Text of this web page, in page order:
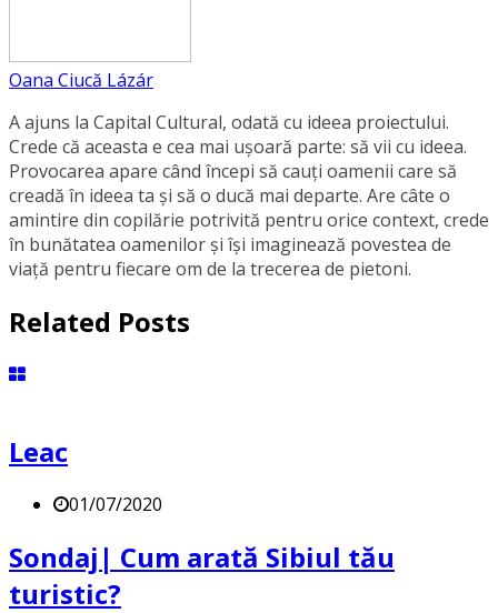
Oana Ciucă Lázár
A ajuns la Capital Cultural, odată cu ideea proiectului.
Crede că aceasta e cea mai ușoară parte: să vii cu ideea.
Provocarea apare când începi să cauți oamenii care să
creadă în ideea ta și să o ducă mai departe. Are câte o
amintire din copilărie potrivită pentru orice context, crede
în bunătatea oamenilor și își imaginează povestea de
viață pentru fiecare om de la trecerea de pietoni.
Related Posts
Leac
01/07/2020
Sondaj| Cum arată Sibiul tău
turistic?